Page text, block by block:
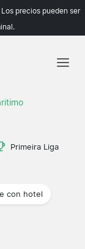
precios pueden ser
Primeira Liga
con hotel